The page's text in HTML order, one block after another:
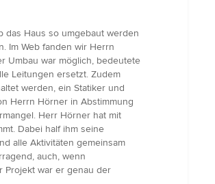
das Haus so umgebaut werden
Im Web fanden wir Herrn
Umbau war möglich, bedeutete
Leitungen ersetzt. Zudem
werden, ein Statiker und
Herrn Hörner in Abstimmung
Herr Hörner hat mit
Dabei half ihm seine
alle Aktivitäten gemeinsam
auch, wenn
Projekt war er genau der